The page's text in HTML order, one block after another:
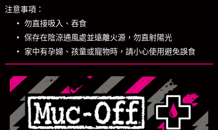
注意事項：
勿直接吸入、吞食
保存在陰涼通風處並遠離火源，勿直射陽光
家中有孕婦、孩童或寵物時，請小心使用避免誤食